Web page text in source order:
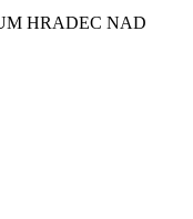
HRADEC NAD